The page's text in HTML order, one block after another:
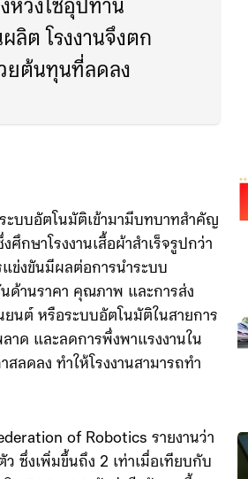
ห่วงโซ่อุปทาน
ต โรงงานจึงตก
บบอัตโนมัติเข้ามามีบทบาทสำคัญ
ษาโรงงานเสื้อผ้าสำเร็จรูปกว่า
ข่งขันมีผลต่อการนำระบบ
ด้านราคา คุณภาพ และการส่ง
นต์ หรือระบบอัตโนมัติในสายการ
ด และลดการพึ่งพาแรงงานใน
ดลง ทำให้โรงงานสามารถทำ
of Robotics รายงานว่า